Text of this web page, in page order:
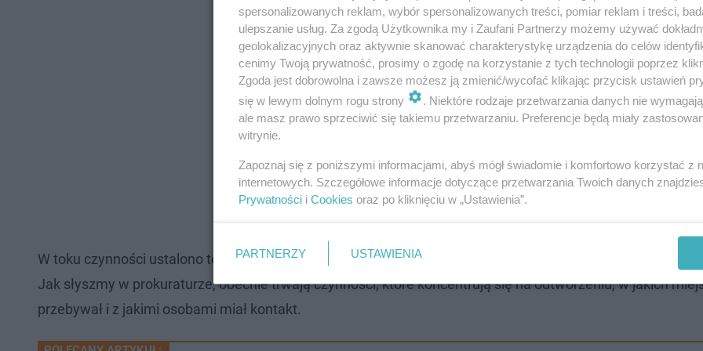
W toku czynności ustalono tożsamość mężczyzny – to 22-letni mieszkaniec miejscowości Zarszyn.
Jak słyszmy w prokuraturze, obecnie trwają czynności, które koncentrują się na odtworzeniu, w jakich
przebywał i z jakimi osobami miał kontakt.
spersonalizowanych reklam, wybór spersonalizowanych treści, pomiar reklam i treści,
ulepszanie usług. Za zgodą Użytkownika my i Zaufani Partnerzy możemy używać
geolokalizacyjnych oraz aktywnie skanować charakterystykę urządzenia do celów
cenimy Twoją prywatność, prosimy o zgodę na korzystanie z tych technologii poprzez
Zgoda jest dobrowolna i zawsze możesz ją zmienić/wycofać klikając przycisk ustawień
się w lewym dolnym rogu strony
. Niektóre rodzaje przetwarzania danych nie
ale masz prawo sprzeciwić się takiemu przetwarzaniu. Preferencje będą miały
witrynie.
Zapoznaj się z poniższymi informacjami, abyś mógł świadomie i komfortowo korzystać z
internetowych. Szczegółowe informacje dotyczące przetwarzania Twoich danych
Prywatności i Cookies oraz po kliknięciu w „Ustawienia”.
PARTNERZY USTAWIENIA